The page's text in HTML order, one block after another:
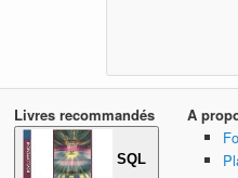
Livres recommandés
SQL
A